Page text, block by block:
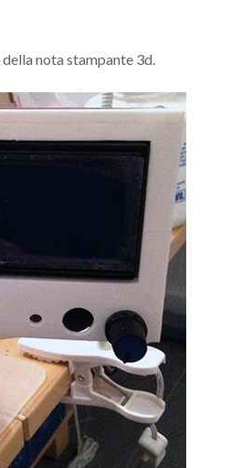
nota stampante 3d.